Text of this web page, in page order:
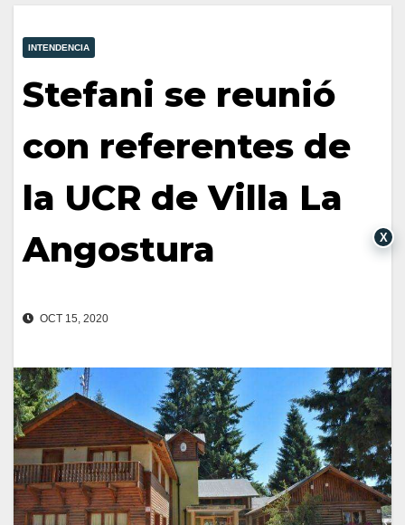
INTENDENCIA
Stefani se reunió
con referentes de
la UCR de Villa La
Angostura
OCT 15, 2020
X